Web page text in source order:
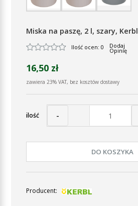
Miska na paszę, 2 l, szary, Kerbl
Ilość ocen: 0 Dodaj
Opinię
16,50 zł
zawiera 23% VAT, bez kosztów dostawy
ilość -
DO KOSZYKA
Producent: